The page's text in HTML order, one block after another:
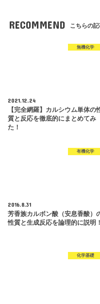
RECOMMEND こちらの記
無機化学
2021.12.24
【完全網羅】カルシウム単体の
質と反応を徹底的にまとめてみ
た！
有機化学
2016.8.31
芳香族カルボン酸（安息香酸）
性質と生成反応を論理的に説明！
化学基礎